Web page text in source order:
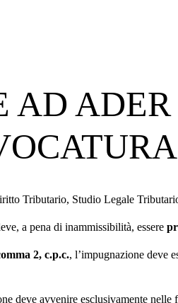
AD
Tributario, Studio Legale
a pena di inammissibilità, essere
2, c.p.c., l’impugnazione deve
deve avvenire esclusivamente nelle